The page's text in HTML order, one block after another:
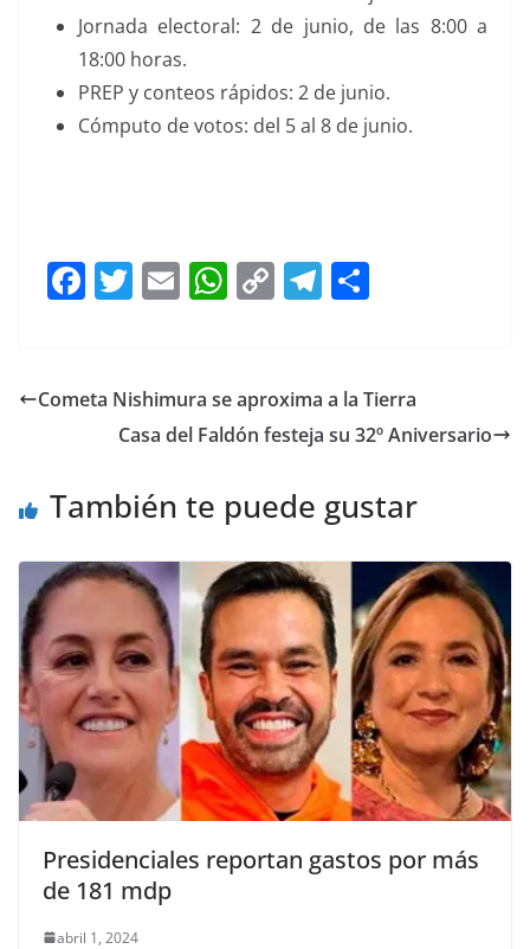
Jornada electoral: 2 de junio, de las 8:00 a
18:00 horas.
PREP y conteos rápidos: 2 de junio.
Cómputo de votos: del 5 al 8 de junio.
F
e
o
T
er
E
l
W
s
A
p
C
y
Li
k
T
gr
a
e
Cometa Nishimura se aproxima a la Tierra
Casa del Faldón festeja su 32º Aniversario
También te puede gustar
Presidenciales reportan gastos por más
de 181 mdp
abril 1, 2024